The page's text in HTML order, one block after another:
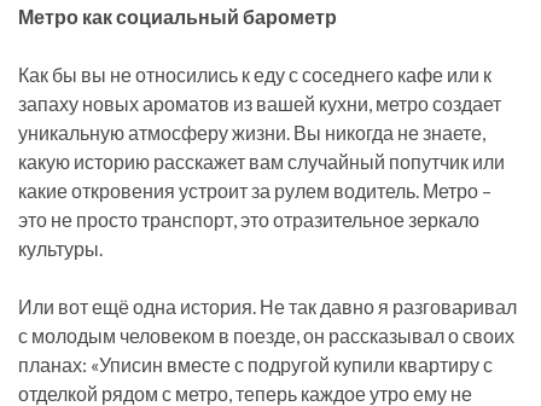
Метро как социальный барометр
Как бы вы не относились к еду с соседнего кафе или к
запаху новых ароматов из вашей кухни, метро создает
уникальную атмосферу жизни. Вы никогда не знаете,
какую историю расскажет вам случайный попутчик или
какие откровения устроит за рулем водитель. Метро –
это не просто транспорт, это отразительное зеркало
культуры.
Или вот ещё одна история. Не так давно я разговаривал
с молодым человеком в поезде, он рассказывал о своих
планах: «Уписин вместе с подругой купили квартиру с
отделкой рядом с метро, теперь каждое утро ему не